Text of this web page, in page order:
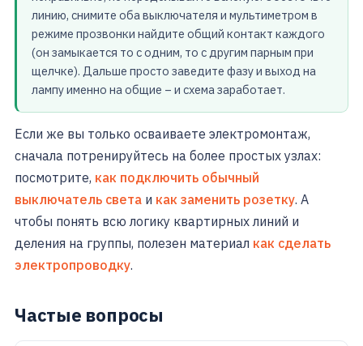
линию, снимите оба выключателя и мультиметром в
режиме прозвонки найдите общий контакт каждого
(он замыкается то с одним, то с другим парным при
щелчке). Дальше просто заведите фазу и выход на
лампу именно на общие – и схема заработает.
Если же вы только осваиваете электромонтаж,
сначала потренируйтесь на более простых узлах:
посмотрите, как подключить обычный
выключатель света и как заменить розетку. А
чтобы понять всю логику квартирных линий и
деления на группы, полезен материал как сделать
электропроводку.
Частые вопросы